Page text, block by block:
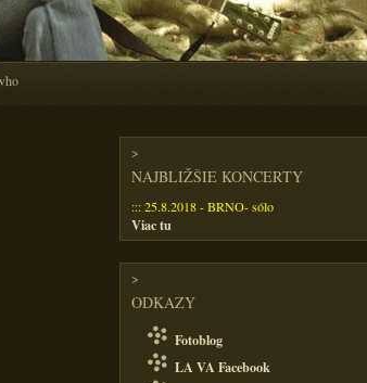
>
NAJBLIŽŠIE KONCERTY
::: 25.8.2018 - BRNO- sólo
Viac tu
>
ODKAZY
Fotoblog
LA VA Facebook